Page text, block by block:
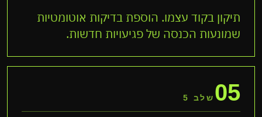
תיקון בקוד עצמו. הוספת בדיקות אוטומטיות
שמונעות הכנסה של פגיעויות חדשות.
05 שלב 5